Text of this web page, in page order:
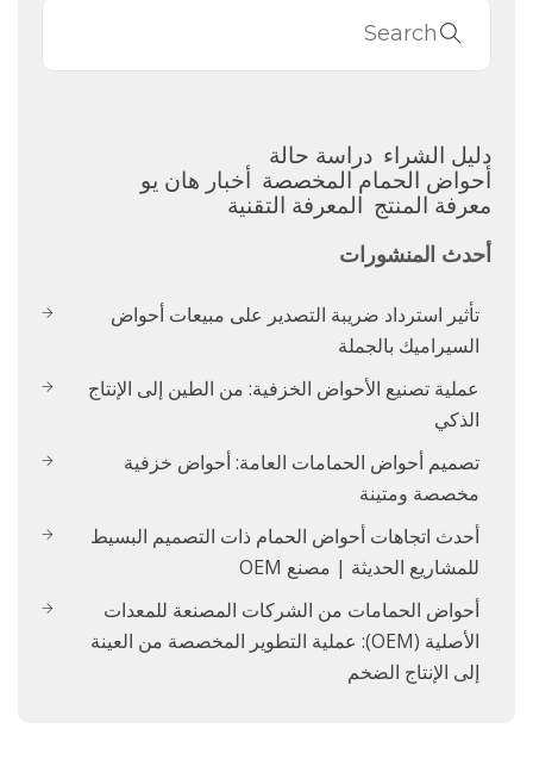
دليل الشراء دراسة حالة
أحواض الحمام المخصصة أخبار هان يو
معرفة المنتج المعرفة التقنية
أحدث المنشورات
تأثير استرداد ضريبة التصدير على مبيعات أحواض
السيراميك بالجملة
عملية تصنيع الأحواض الخزفية: من الطين إلى الإنتاج
الذكي
تصميم أحواض الحمامات العامة: أحواض خزفية
مخصصة ومتينة
أحدث اتجاهات أحواض الحمام ذات التصميم البسيط
للمشاريع الحديثة | مصنع OEM
أحواض الحمامات من الشركات المصنعة للمعدات
الأصلية (OEM): عملية التطوير المخصصة من العينة
إلى الإنتاج الضخم